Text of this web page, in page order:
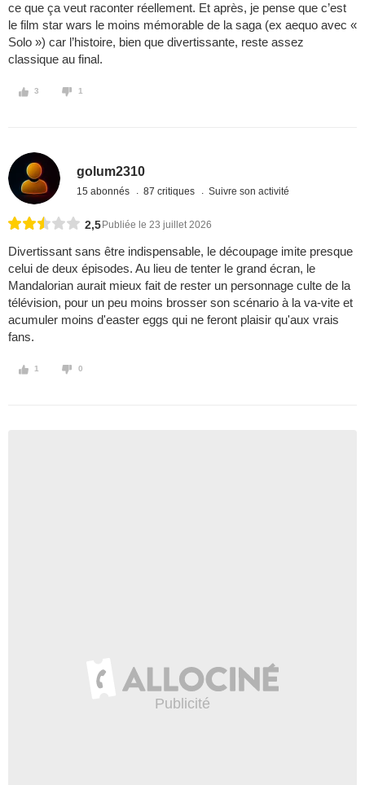
ce que ça veut raconter réellement. Et après, je pense que c’est
le film star wars le moins mémorable de la saga (ex aequo avec «
Solo ») car l’histoire, bien que divertissante, reste assez
classique au final.
3 1
golum2310
15 abonnés 87 critiques Suivre son activité
2,5 Publiée le 23 juillet 2026
Divertissant sans être indispensable, le découpage imite presque
celui de deux épisodes. Au lieu de tenter le grand écran, le
Mandalorian aurait mieux fait de rester un personnage culte de la
télévision, pour un peu moins brosser son scénario à la va-vite et
acumuler moins d'easter eggs qui ne feront plaisir qu'aux vrais
fans.
1 0